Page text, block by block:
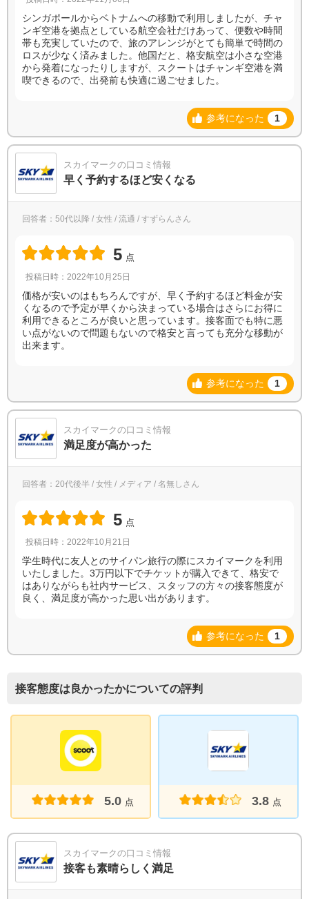
シンガポールからベトナムへの移動で利用しましたが、チャ
ンギ空港を拠点としている航空会社だけあって、便数や時間
帯も充実していたので、旅のアレンジがとても簡単で時間の
ロスが少なく済みました。他国だと、格安航空は小さな空港
から発着になったりしますが、スクートはチャンギ空港を満
喫できるので、出発前も快適に過ごせました。
参考になった 1
スカイマークの口コミ情報
早く予約するほど安くなる
回答者：50代以降 / 女性 / 流通 / すずらんさん
5 点
投稿日時：2022年10月25日
価格が安いのはもちろんですが、早く予約するほど料金が安
くなるので予定が早くから決まっている場合はさらにお得に
利用できるところが良いと思っています。接客面でも特に悪
い点がないので問題もないので格安と言っても充分な移動が
出来ます。
参考になった 1
スカイマークの口コミ情報
満足度が高かった
回答者：20代後半 / 女性 / メディア / 名無しさん
5 点
投稿日時：2022年10月21日
学生時代に友人とのサイパン旅行の際にスカイマークを利用
いたしました。3万円以下でチケットが購入できて、格安で
はありながらも社内サービス、スタッフの方々の接客態度が
良く、満足度が高かった思い出があります。
参考になった 1
接客態度は良かったかについての評判
5.0 点 3.8 点
スカイマークの口コミ情報
接客も素晴らしく満足